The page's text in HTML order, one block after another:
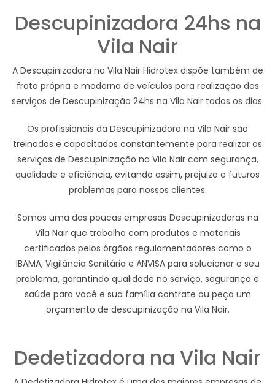
Descupinizadora 24hs na
Vila Nair
A Descupinizadora na Vila Nair Hidrotex dispõe também de
frota própria e moderna de veículos para realização dos
serviços de Descupinização 24hs na Vila Nair todos os dias.
Os profissionais da Descupinizadora na Vila Nair são
treinados e capacitados constantemente para realizar os
serviços de Descupinização na Vila Nair com segurança,
qualidade e eficiência, evitando assim, prejuizo e futuros
problemas para nossos clientes.
Somos uma das poucas empresas Descupinizadoras na
Vila Nair que trabalha com produtos e materiais
certificados pelos órgãos regulamentadores como o
IBAMA, Vigilância Sanitária e ANVISA para solucionar o seu
problema, garantindo qualidade no serviço, segurança e
saúde para você e sua família contrate ou peça um
orçamento de descupinização na Vila Nair.
Dedetizadora na Vila Nair